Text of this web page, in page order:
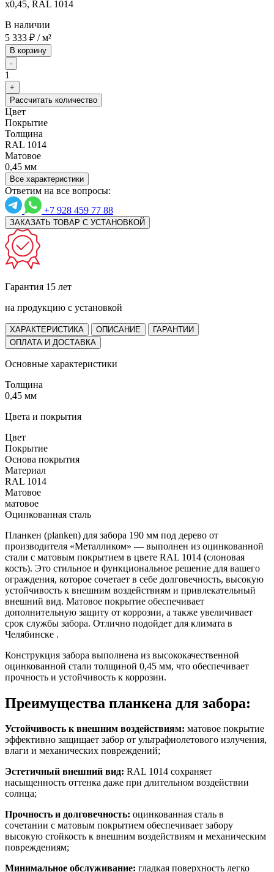
x0,45, RAL 1014
В наличии
5 333 ₽ / м²
В корзину
-
1
+
Рассчитать количество
Цвет
Покрытие
Толщина
RAL 1014
Матовое
0,45 мм
Все характеристики
Ответим на все вопросы:
+7 928 459 77 88
ЗАКАЗАТЬ ТОВАР С УСТАНОВКОЙ
Гарантия 15 лет
на продукцию с установкой
ХАРАКТЕРИСТИКА ОПИСАНИЕ
ГАРАНТИИ
ОПЛАТА И ДОСТАВКА
Основные характеристики
Толщина
0,45 мм
Цвета и покрытия
Цвет
Покрытие
Основа покрытия
Материал
RAL 1014
Матовое
матовое
Оцинкованная сталь
Планкен (planken) для забора 190 мм под дерево от
производителя «Металликом» — выполнен из оцинкованной
стали с матовым покрытием в цвете RAL 1014 (слоновая
кость). Это стильное и функциональное решение для вашего
ограждения, которое сочетает в себе долговечность, высокую
устойчивость к внешним воздействиям и привлекательный
внешний вид. Матовое покрытие обеспечивает
дополнительную защиту от коррозии, а также увеличивает
срок службы забора. Отлично подойдет для климата в
Челябинске .
Конструкция забора выполнена из высококачественной
оцинкованной стали толщиной 0,45 мм, что обеспечивает
прочность и устойчивость к коррозии.
Преимущества планкена для забора:
Устойчивость к внешним воздействиям: матовое покрытие
эффективно защищает забор от ультрафиолетового излучения,
влаги и механических повреждений;
Эстетичный внешний вид: RAL 1014 сохраняет
насыщенность оттенка даже при длительном воздействии
солнца;
Прочность и долговечность: оцинкованная сталь в
сочетании с матовым покрытием обеспечивает забору
высокую стойкость к внешним воздействиям и механическим
повреждениям;
Минимальное обслуживание: гладкая поверхность легко